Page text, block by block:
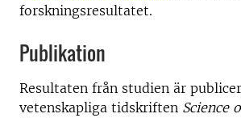
forskningsresultatet.
Publikation
Resultaten från studien är
vetenskapliga tidskriften Science